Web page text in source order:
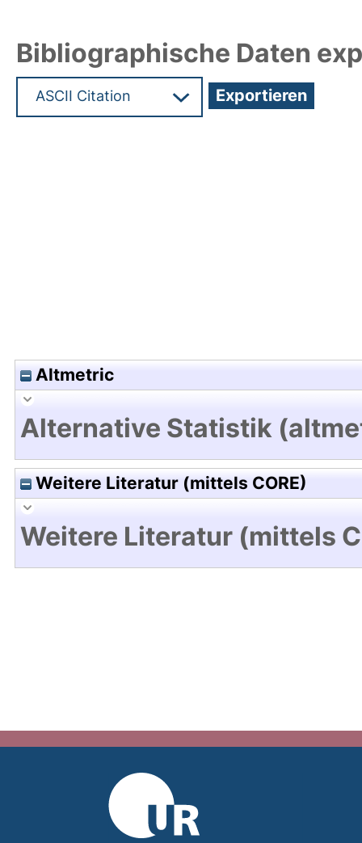
Bibliographische Daten
Altmetric
Alternative Statistik
Weitere Literatur (mittels CORE)
Weitere Literatur (mittels